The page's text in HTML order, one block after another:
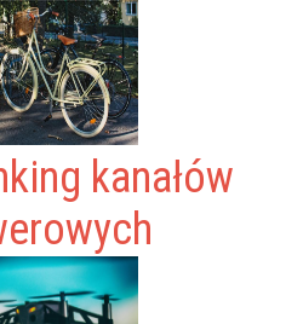
kanałów